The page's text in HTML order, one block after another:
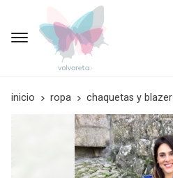
inicio ropa chaquetas y blazer